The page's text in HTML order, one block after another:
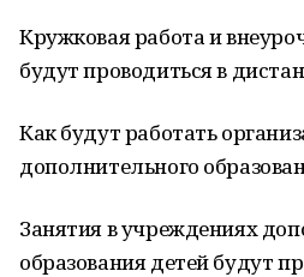
Кружковая работа и
будут проводиться в
Как будут работать
дополнительного
Занятия в учреждениях
образования детей будут